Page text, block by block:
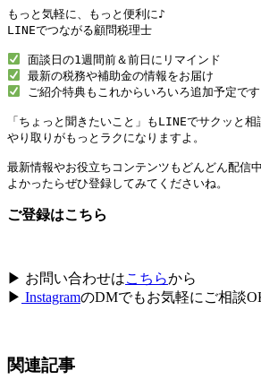
もっと気軽に、もっと便利に♪
LINEでつながる顧問税理士
ご紹介特典もこれからいろいろ追加予定です
「ちょっと聞きたいこと」もLINEでサクッと相
やり取りがもっとラクになりますよ。
最新情報やお役立ちコンテンツもどんどん配信中
よかったらぜひ登録してみてくださいね。
ご登録はこちら
▶ お問い合わせはこちらから
▶ InstagramのDMでもお気軽にご相談
関連記事